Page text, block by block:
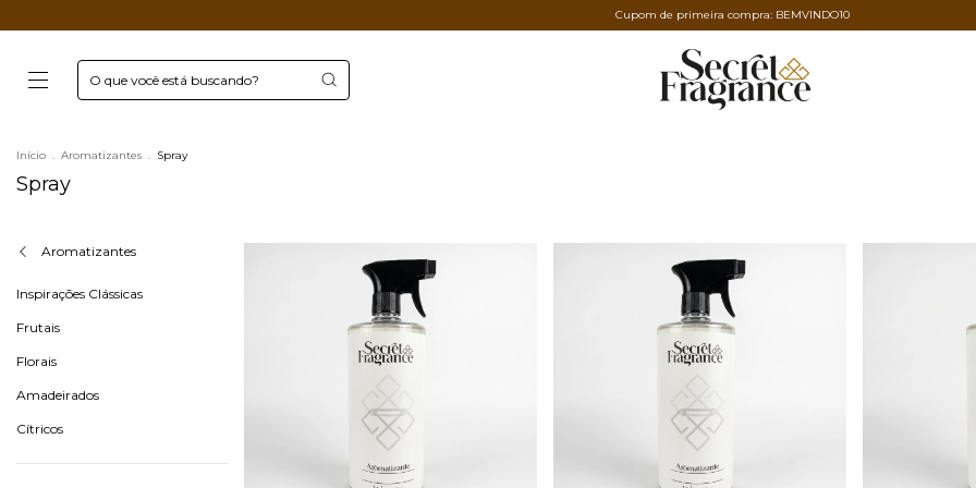
Cupom de primeira compra: BEMVINDO10
Início . Aromatizantes . Spray
Spray
Aromatizantes
Inspirações Clássicas
Frutais
Florais
Amadeirados
Cítricos